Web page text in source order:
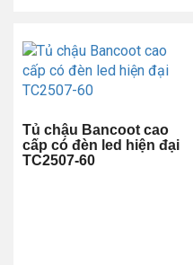
Tủ chậu Bancoot cao
cấp có đèn led hiện đại
TC2507-60